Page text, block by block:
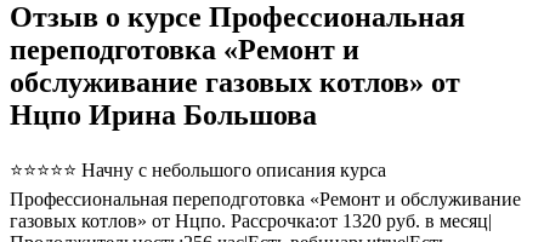
Отзыв о курсе Профессиональная
переподготовка «Ремонт и
обслуживание газовых котлов» от
Нцпо Ирина Большова
⭐⭐⭐⭐⭐ Начну с небольшого описания курса
Профессиональная переподготовка «Ремонт и обслуживание
газовых котлов» от Нцпо. Рассрочка:от 1320 руб. в месяц|